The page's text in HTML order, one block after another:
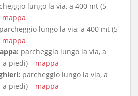
lungo la via, a 400 mt (5
mappa
parcheggio lungo la via, a 400 mt (5
mappa
parcheggio lungo la via, a
a piedi) – mappa
parcheggio lungo la via, a
a piedi) – mappa